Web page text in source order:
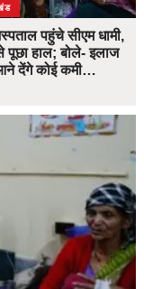
पहुंचे सीएम धामी,
पूछा हाल; बोले- इलाज
देंगे कोई कमी…